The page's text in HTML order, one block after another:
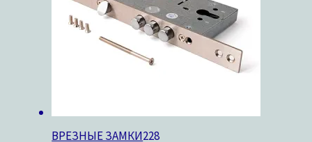
ВРЕЗНЫЕ ЗАМКИ228